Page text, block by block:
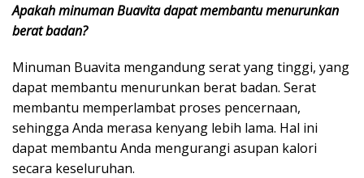
Apakah minuman Buavita dapat membantu menurunkan
berat badan?
Minuman Buavita mengandung serat yang tinggi, yang
dapat membantu menurunkan berat badan. Serat
membantu memperlambat proses pencernaan,
sehingga Anda merasa kenyang lebih lama. Hal ini
dapat membantu Anda mengurangi asupan kalori
secara keseluruhan.